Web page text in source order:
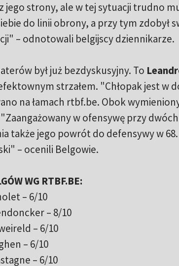
z jego strony, ale w tej sytuacji trudno
do linii obrony, a przy tym zdobył
– odnotowali belgijscy dziennikarze.
był już bezdyskusyjny. To
strzałem. "Chłopak jest w
na łamach rtbf.be. Obok
w ofensywę przy
także jego powrót do defensywy w
– ocenili Belgowie.
WG RTBF.BE:
– 6/10
– 8/10
– 6/10
– 6/10
– 6/10